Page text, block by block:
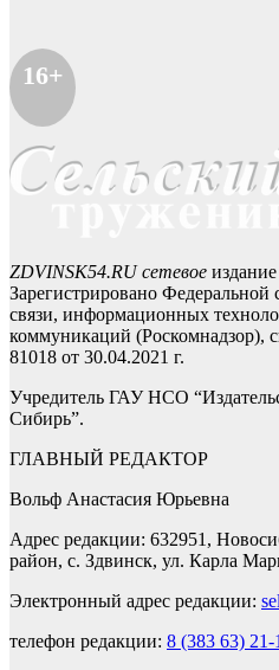
16+
ZDVINSK54.RU сетевое
Зарегистрировано Федеральной
связи, информационных
коммуникаций (Роскомнадзор),
81018 от 30.04.2021 г.
Учредитель ГАУ НСО
Сибирь”.
ГЛАВНЫЙ РЕДАКТОР
Вольф Анастасия Юрьевна
Адрес редакции: 632951,
район, с. Здвинск, ул. Карла
Электронный адрес редакции:
телефон редакции: 8 (383 63) 21-